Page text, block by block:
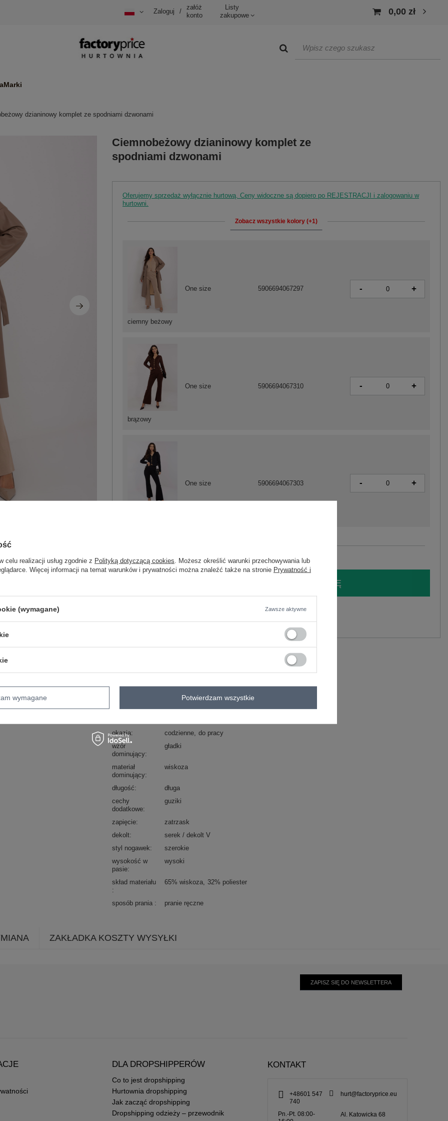
Zaloguj /
załóż
konto
Listy
zakupowe
0,00 zł
Marki
dzianinowy komplet ze spodniami dzwonami
Ciemnobeżowy dzianinowy komplet ze
spodniami dzwonami
Oferujemy sprzedaż wyłącznie hurtową. Ceny widoczne są dopiero po REJESTRACJI i zalogowaniu w
hurtowni.
Zobacz wszystkie kolory (+1)
brązowy
One size 5906694067310 - +
ciemny beżowy
One size 5906694067297 - +
One size 5906694067303 - +
ZALOGUJ SIĘ I ZOBACZ CENĘ
SHEEP
okazja
codzienne do pracy
wzór
dominujący
gładki
materiał
dominujący
wiskoza
długość
długa
cechy
dodatkowe
guziki
zapięcie
zatrzask
dekolt
serek / dekolt V
styl nogawek
szerokie
wysokość w
pasie
wysoki
skład materiału 65% wiskoza 32% poliester
sposób prania pranie ręczne
ZAKŁADKA KOSZTY WYSYŁKI
ZAPISZ SIĘ DO NEWSLETTERA
DLA DROPSHIPPERÓW
Co to jest dropshipping
Hurtownia dropshipping
Jak zacząć dropshipping
Dropshipping odzieży – przewodnik
KONTAKT
+48601 547
740
hurt@factoryprice.eu
Pn.-Pt. 08:00-
Al. Katowicka 68
celu realizacji usług zgodnie z Polityką dotyczącą cookies . Możesz określić warunki przechowywania lub
Więcej informacji na temat warunków i prywatności można znaleźć także na stronie Prywatność i
(wymagane) Zawsze aktywne
wymagane Potwierdzam wszystkie